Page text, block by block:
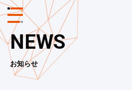
メ
ニ
ュ
ー
ボ
ン
お知らせ
NEWS